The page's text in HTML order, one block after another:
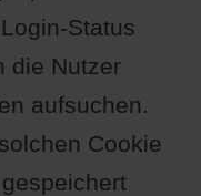
Status
die Nutzer
aufsuchen.
Cookie